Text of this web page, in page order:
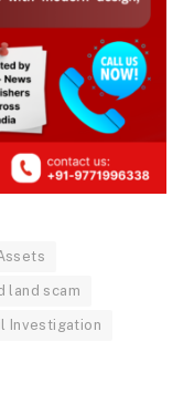
land scam
Investigation